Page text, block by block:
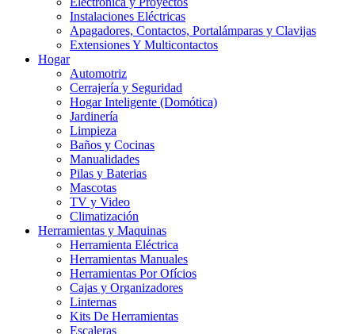
Instalaciones Eléctricas
Apagadores, Contactos, Portalámparas y Clavijas
Extensiones Y Multicontactos
Hogar
Automotriz
Cerrajería y Seguridad
Hogar Inteligente (Domótica)
Jardinería
Limpieza
Baños y Cocinas
Manualidades
Pilas y Baterias
Mascotas
TV y Video
Climatización
Herramientas y Maquinas
Herramienta Eléctrica
Herramientas Manuales
Herramientas Por Ofícios
Cajas y Organizadores
Linternas
Kits De Herramientas
Escaleras